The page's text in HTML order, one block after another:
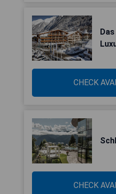
CHECK
CHECK